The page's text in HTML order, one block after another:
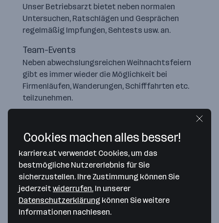
Unser Betriebsarzt bietet neben normalen
Untersuchen, Ratschlägen und Gesprächen
regelmäßig Impfungen, Sehtests usw. an.
Team-Events
Neben abwechslungsreichen Weihnachtsfeiern
gibt es immer wieder die Möglichkeit bei
Firmenläufen, Wanderungen, Schifffahrten etc.
teilzunehmen.
1 aktueller Job
Vertriebstechniker für Wälzlager (w/m/d)
Heinrich Reiter GmbH
vor 2 Tagen veröffentlicht
Wien 23. Bezirk (Liesing)
Homeoffice
Cookies machen alles besser!
karriere.at verwendet Cookies, um das
bestmögliche Nutzererlebnis für Sie
sicherzustellen. Ihre Zustimmung können Sie
jederzeitwiderrufen. In unserer
Datenschutzerklärung können Sie weitere
Informationen nachlesen.